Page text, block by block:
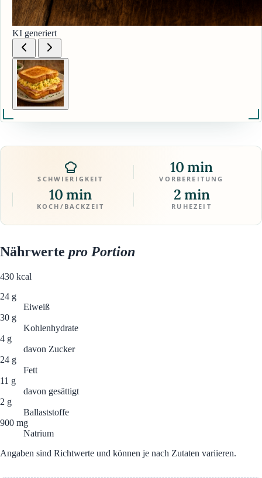
KI generiert
SCHWIERIGKEIT
10 min
VORBEREITUNG
10 min
KOCH/BACKZEIT
2 min
RUHEZEIT
Nährwerte pro Portion
430 kcal
24 g
Eiweiß
30 g
Kohlenhydrate
4 g
davon Zucker
24 g
Fett
11 g
davon gesättigt
2 g
Ballaststoffe
900 mg
Natrium
Angaben sind Richtwerte und können je nach Zutaten variieren.